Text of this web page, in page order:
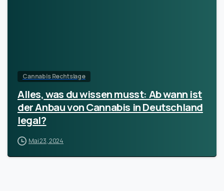
Cannabis Rechtslage
Alles, was du wissen musst: Ab wann ist
der Anbau von Cannabis in Deutschland
legal?
Mai 23, 2024